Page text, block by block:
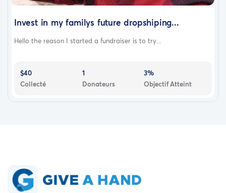
Invest in my familys future dropshiping...
Hello the reason I started a fundraiser is to try...
$40
Collecté
1
Donateurs
3%
Objectif Atteint